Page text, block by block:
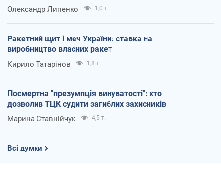
Олександр Липенко 1,0 т.
Ракетний щит і меч України: ставка на
виробництво власних ракет
Кирило Татарінов 1,8 т.
Посмертна "презумпція винуватості": хто
дозволив ТЦК судити загиблих захисників
Марина Ставнійчук 4,5 т.
Всі думки